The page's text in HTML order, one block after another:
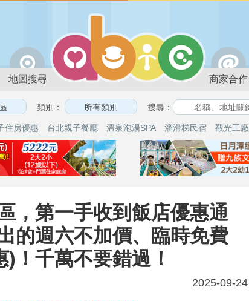
地圖搜尋 商家合作
類別： 搜尋：
住房優惠 台北親子餐廳 溫泉泡湯SPA 溜滑梯民宿 觀光工廠
，第一手收到飯店優惠通
的週六不加價、臨時免費
！千萬不要錯過！
2025-09-24